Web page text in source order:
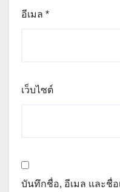
อีเมล *
เว็บไซต์
บันทึกชื่อ, อีเมล และชื่อ